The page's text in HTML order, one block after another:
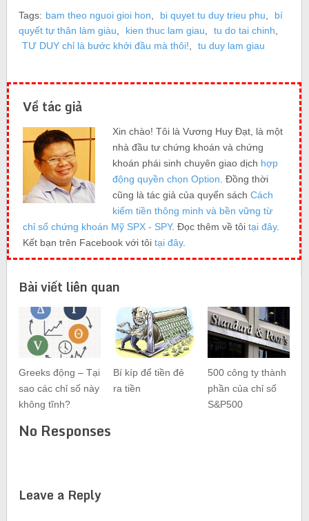
Tags: bam theo nguoi gioi hon bi quyet tu duy trieu phu
bí
quyết tự thân làm giàu
kien thuc lam giau tu do tai chinh
TƯ DUY chỉ là bước khởi đầu mà thôi!
tu duy lam giau
Về tác giả
Xin chào! Tôi là Vương Huy Đạt, là một
nhà đầu tư chứng khoán và chứng
khoán phái sinh chuyên giao dịch hợp
động quyền chọn Option . Đồng thời
cũng là tác giả của quyển sách Cách
kiếm tiền thông minh và bền vững từ
chỉ số chứng khoán Mỹ SPX - SPY. Đọc thêm về tôi tại đây.
Kết bạn trên Facebook với tôi tại đây.
Bài viết liên quan
Greeks động – Tại
sao các chỉ số này
không tĩnh?
Bí kíp để tiền đẻ
ra tiền
500 công ty thành
phần của chỉ số
S&P500
No Responses
Leave a Reply